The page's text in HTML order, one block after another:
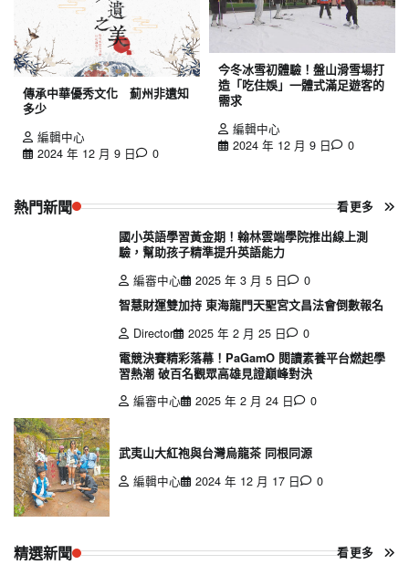
傳承中華優秀文化 薊州非遺知
多少
編輯中心
2024 年 12 月 9 日
0
今冬冰雪初體驗！盤山滑雪場打
造「吃住娛」一體式滿足遊客的
需求
編輯中心
2024 年 12 月 9 日
0
熱門新聞 看更多
國小英語學習黃金期！翰林雲端學院推出線上測
驗，幫助孩子精準提升英語能力
編審中心
2025 年 3 月 5 日
0
智慧財運雙加持 東海龍門天聖宮文昌法會倒數報名
Director
2025 年 2 月 25 日
0
電競決賽精彩落幕！PaGamO 閱讀素養平台燃起學
習熱潮 破百名觀眾高雄見證巔峰對決
編審中心
2025 年 2 月 24 日 0
武夷山大紅袍與台灣烏龍茶 同根同源
編輯中心
2024 年 12 月 17 日 0
精選新聞 看更多